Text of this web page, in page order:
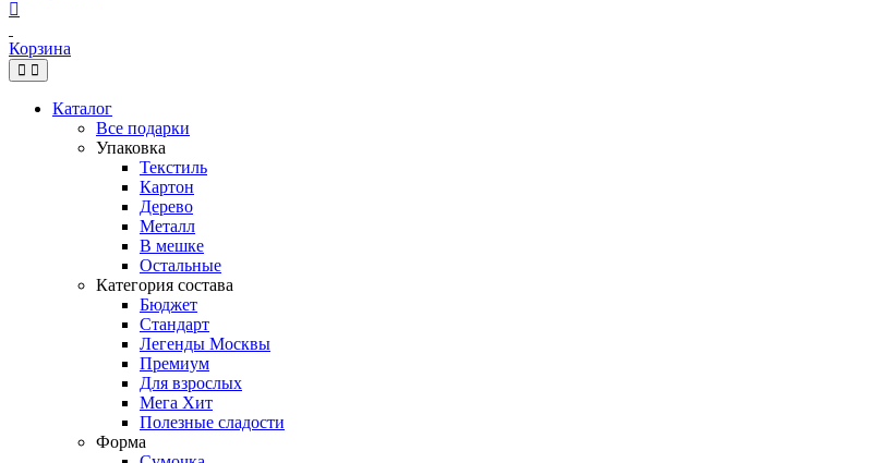
Корзина
Каталог
Все подарки
Упаковка
Текстиль
Картон
Дерево
Металл
В мешке
Остальные
Категория состава
Бюджет
Стандарт
Легенды Москвы
Премиум
Для взрослых
Мега Хит
Полезные сладости
Форма